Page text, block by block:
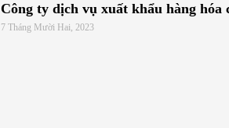
Công ty dịch vụ xuất khẩu hàng hóa
7 Tháng Mười Hai, 2023